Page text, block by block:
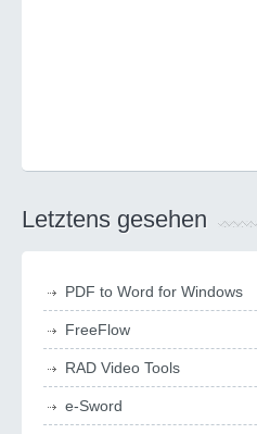
Letztens gesehen
PDF to Word for Windows
FreeFlow
RAD Video Tools
e-Sword